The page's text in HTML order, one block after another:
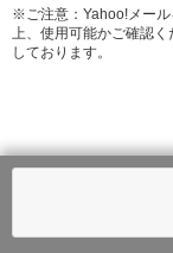
※ご注意：Yahoo!メー
上、使用可能かご確認
しております。